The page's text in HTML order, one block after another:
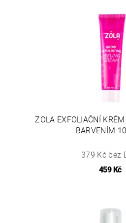
ZOLA EXFOLIAČNÍ
BARVENÍM
379 Kč bez
459 Kč